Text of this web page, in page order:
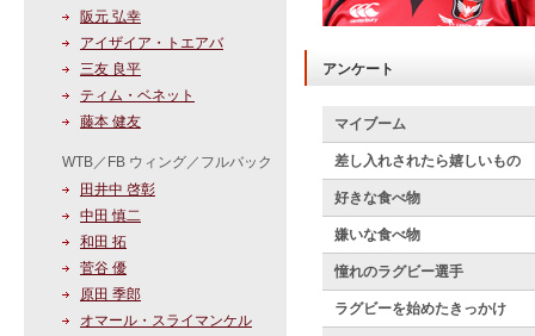
阪元 弘幸
アイザイア・トエアバ
三友 良平
ティム・ベネット
藤本 健友
WTB／FB ウィング／フルバック
田井中 啓彰
中田 慎二
和田 拓
菅谷 優
原田 季郎
オマール・スライマンケル
アンケート
マイブーム
差し入れされたら嬉しいもの
好きな食べ物
嫌いな食べ物
憧れのラグビー選手
ラグビーを始めたきっかけ